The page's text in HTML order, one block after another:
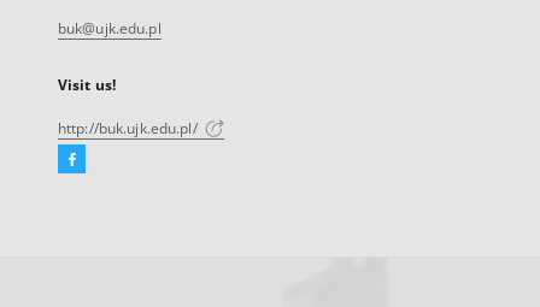
buk@ujk.edu.pl
Visit us!
http://buk.ujk.edu.pl/
Facebook